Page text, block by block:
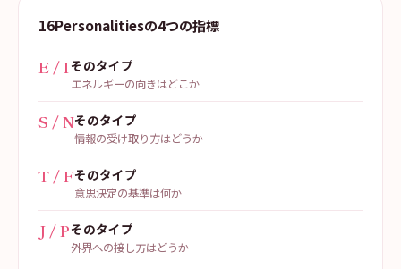
16Personalitiesの4つの指標
E / Iそのタイプ
エネルギーの向きはどこか
S / Nそのタイプ
情報の受け取り方はどうか
T / Fそのタイプ
意思決定の基準は何か
J / Pそのタイプ
外界への接し方はどうか